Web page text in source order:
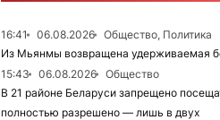
16:41 06.08.2026
Общество, Политика
Из Мьянмы возвращена удерживаемая
15:43
06.08.2026
Общество
В 21 районе Беларуси запрещено
полностью разрешено — лишь в двух